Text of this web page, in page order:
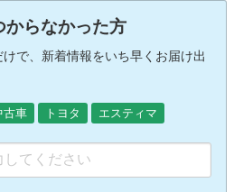
からなかった方
で、新着情報をいち早くお届け出
古車 トヨタ エスティマ